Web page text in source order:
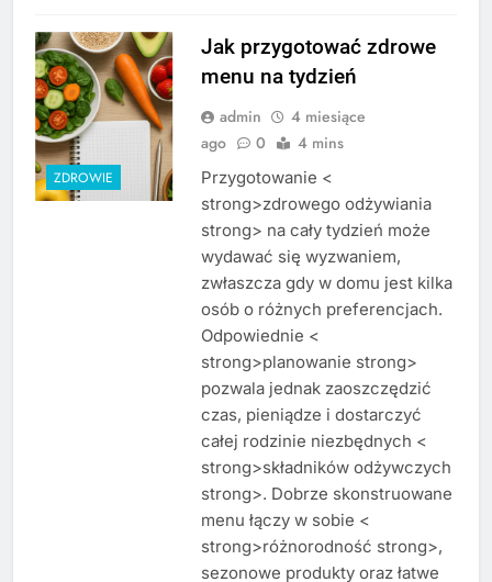
ZDROWIE
Jak przygotować zdrowe
menu na tydzień
admin
4 miesiące
ago
0 4 mins
Przygotowanie <
strong>zdrowego odżywiania
strong> na cały tydzień może
wydawać się wyzwaniem,
zwłaszcza gdy w domu jest kilka
osób o różnych preferencjach.
Odpowiednie <
strong>planowanie strong>
pozwala jednak zaoszczędzić
czas, pieniądze i dostarczyć
całej rodzinie niezbędnych <
strong>składników odżywczych
strong>. Dobrze skonstruowane
menu łączy w sobie <
strong>różnorodność strong>,
sezonowe produkty oraz łatwe